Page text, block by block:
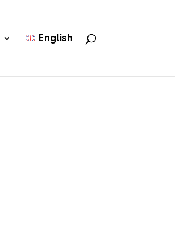
English